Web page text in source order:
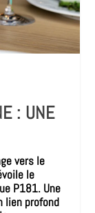
: UNE
vers le
le
P181. Une
lien profond